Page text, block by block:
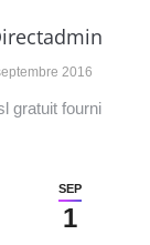
2016
gratuit fourni
SEP
1